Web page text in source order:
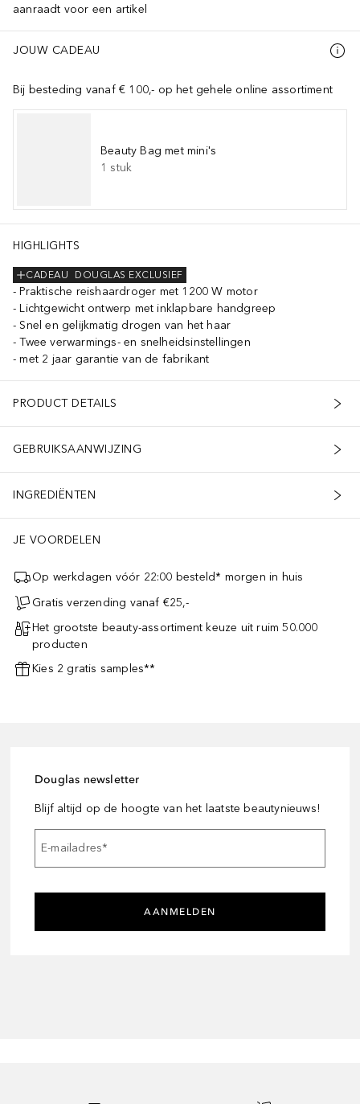
aanraadt voor een artikel
JOUW CADEAU
Bij besteding vanaf € 100,- op het gehele online assortiment
Beauty Bag met mini's
1 stuk
HIGHLIGHTS
DOUGLAS EXCLUSIEF
CADEAU
Praktische reishaardroger met 1200 W motor
Lichtgewicht ontwerp met inklapbare handgreep
Snel en gelijkmatig drogen van het haar
Twee verwarmings- en snelheidsinstellingen
met 2 jaar garantie van de fabrikant
PRODUCT DETAILS
GEBRUIKSAANWIJZING
INGREDIËNTEN
JE VOORDELEN
Op werkdagen vóór 22:00 besteld* morgen in huis
Gratis verzending vanaf €25,-
Het grootste beauty-assortiment keuze uit ruim 50.000
producten
Kies 2 gratis samples**
Douglas newsletter
Blijf altijd op de hoogte van het laatste beautynieuws!
E-mailadres*
AANMELDEN